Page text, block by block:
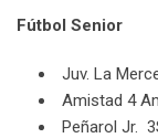
Fútbol Senior
Juv. La
Amistad 4
Peñarol Jr.